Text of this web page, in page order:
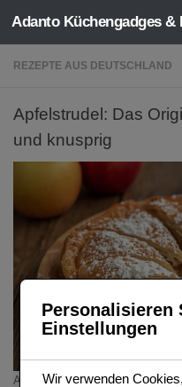
Zum Inhalt springen
Adanto Küchengadges &
REZEPTE AUS DEUTSCHLAND
Apfelstrudel: Das
und knusprig
Apfelstrudel ist die Brücke
Personalisieren
Einstellungen
Wir verwenden